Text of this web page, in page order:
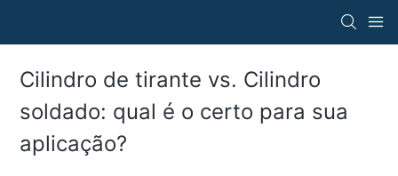
Cilindro de tirante vs. Cilindro
soldado: qual é o certo para sua
aplicação?